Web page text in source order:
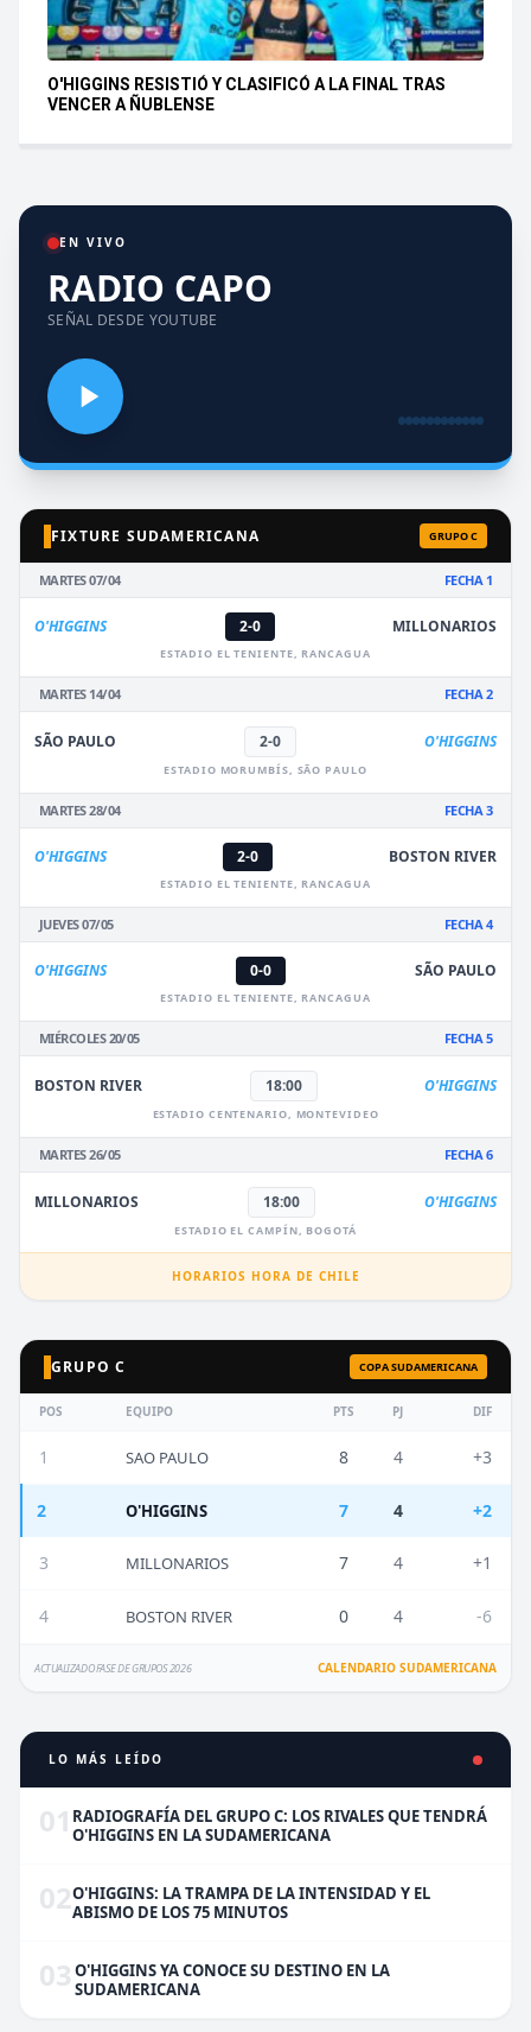
O'HIGGINS RESISTIÓ Y CLASIFICÓ A LA FINAL TRAS
VENCER A ÑUBLENSE
EN VIVO
RADIO CAPO
SEÑAL DESDE YOUTUBE
FIXTURE SUDAMERICANA GRUPO C
MARTES 07/04 FECHA 1
O'HIGGINS 2-0 MILLONARIOS
ESTADIO EL TENIENTE, RANCAGUA
MARTES 14/04 FECHA 2
SÃO PAULO 2-0 O'HIGGINS
ESTADIO MORUMBÍS, SÃO PAULO
MARTES 28/04 FECHA 3
O'HIGGINS 2-0 BOSTON RIVER
ESTADIO EL TENIENTE, RANCAGUA
JUEVES 07/05 FECHA 4
O'HIGGINS 0-0 SÃO PAULO
ESTADIO EL TENIENTE, RANCAGUA
MIÉRCOLES 20/05 FECHA 5
BOSTON RIVER 18:00 O'HIGGINS
ESTADIO CENTENARIO, MONTEVIDEO
MARTES 26/05 FECHA 6
MILLONARIOS 18:00 O'HIGGINS
ESTADIO EL CAMPÍN, BOGOTÁ
HORARIOS HORA DE CHILE
GRUPO C COPA SUDAMERICANA
POS EQUIPO PTS PJ DIF
1 SAO PAULO 8 4 +3
2 O'HIGGINS 7 4 +2
3 MILLONARIOS 7 4 +1
4 BOSTON RIVER 0 4 -6
ACTUALIZADO FASE DE GRUPOS 2026 CALENDARIO SUDAMERICANA
LO MÁS LEÍDO
01 RADIOGRAFÍA DEL GRUPO C: LOS RIVALES QUE TENDRÁ
O'HIGGINS EN LA SUDAMERICANA
02O'HIGGINS: LA TRAMPA DE LA INTENSIDAD Y EL
ABISMO DE LOS 75 MINUTOS
03 O'HIGGINS YA CONOCE SU DESTINO EN LA
SUDAMERICANA